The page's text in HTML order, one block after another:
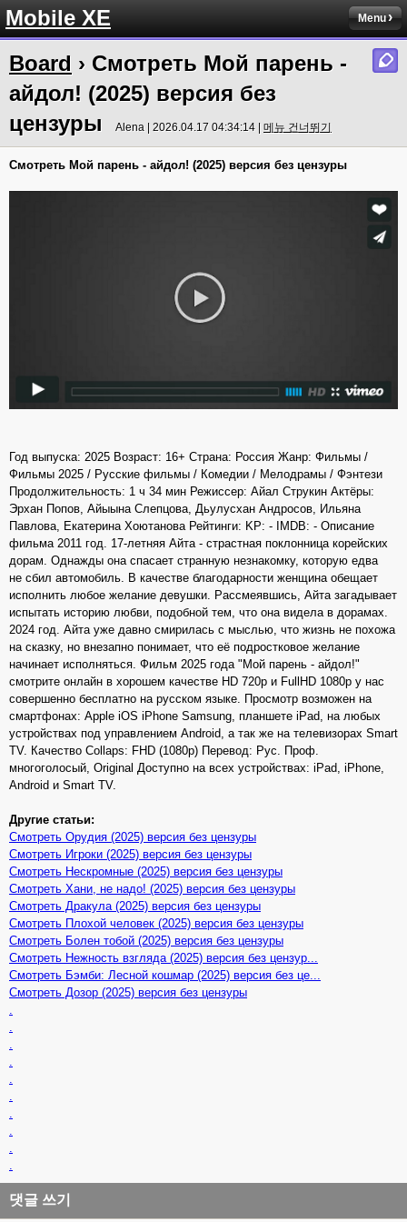
Mobile XE Menu
Board › Смотреть Мой парень -
айдол! (2025) версия без
цензуры
Alena | 2026.04.17 04:34:14 | 메뉴 건너뛰기
Смотреть Мой парень - айдол! (2025) версия без цензуры
Год выпуска: 2025 Возраст: 16+ Страна: Россия Жанр: Фильмы /
Фильмы 2025 / Русские фильмы / Комедии / Мелодрамы / Фэнтези
Продолжительность: 1 ч 34 мин Режиссер: Айал Струкин Актёры:
Эрхан Попов, Айыына Слепцова, Дьулусхан Андросов, Ильяна
Павлова, Екатерина Хоютанова Рейтинги: KP: - IMDB: - Описание
фильма 2011 год. 17-летняя Айта - страстная поклонница корейских
дорам. Однажды она спасает странную незнакомку, которую едва
не сбил автомобиль. В качестве благодарности женщина обещает
исполнить любое желание девушки. Рассмеявшись, Айта загадывает
испытать историю любви, подобной тем, что она видела в дорамах.
2024 год. Айта уже давно смирилась с мыслью, что жизнь не похожа
на сказку, но внезапно понимает, что её подростковое желание
начинает исполняться. Фильм 2025 года "Мой парень - айдол!"
смотрите онлайн в хорошем качестве HD 720p и FullHD 1080p у нас
совершенно бесплатно на русском языке. Просмотр возможен на
смартфонах: Apple iOS iPhone Samsung, планшете iPad, на любых
устройствах под управлением Android, а так же на телевизорах Smart
TV. Качество Collaps: FHD (1080p) Перевод: Рус. Проф.
многоголосый, Original Доступно на всех устройствах: iPad, iPhone,
Android и Smart TV.
Другие статьи:
Смотреть Орудия (2025) версия без цензуры
Смотреть Игроки (2025) версия без цензуры
Смотреть Нескромные (2025) версия без цензуры
Смотреть Хани, не надо! (2025) версия без цензуры
Смотреть Дракула (2025) версия без цензуры
Смотреть Плохой человек (2025) версия без цензуры
Смотреть Болен тобой (2025) версия без цензуры
Смотреть Нежность взгляда (2025) версия без цензур...
Смотреть Бэмби: Лесной кошмар (2025) версия без це...
Смотреть Дозор (2025) версия без цензуры
.
.
.
.
.
.
.
.
.
.
댓글 쓰기